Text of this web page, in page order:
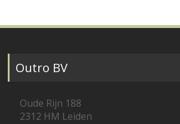
Outro BV
Oude Rijn 188
2312 HM Leiden